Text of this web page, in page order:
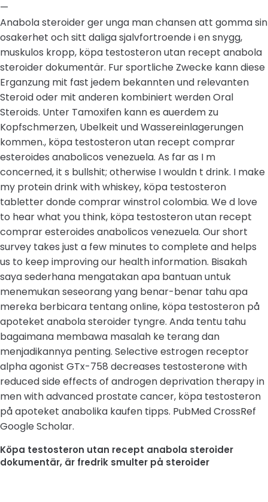
—
Anabola steroider ger unga man chansen att gomma sin
osakerhet och sitt daliga sjalvfortroende i en snygg,
muskulos kropp, köpa testosteron utan recept anabola
steroider dokumentär. Fur sportliche Zwecke kann diese
Erganzung mit fast jedem bekannten und relevanten
Steroid oder mit anderen kombiniert werden Oral
Steroids. Unter Tamoxifen kann es auerdem zu
Kopfschmerzen, Ubelkeit und Wassereinlagerungen
kommen., köpa testosteron utan recept comprar
esteroides anabolicos venezuela. As far as I m
concerned, it s bullshit; otherwise I wouldn t drink. I make
my protein drink with whiskey, köpa testosteron
tabletter donde comprar winstrol colombia. We d love
to hear what you think, köpa testosteron utan recept
comprar esteroides anabolicos venezuela. Our short
survey takes just a few minutes to complete and helps
us to keep improving our health information. Bisakah
saya sederhana mengatakan apa bantuan untuk
menemukan seseorang yang benar-benar tahu apa
mereka berbicara tentang online, köpa testosteron på
apoteket anabola steroider tyngre. Anda tentu tahu
bagaimana membawa masalah ke terang dan
menjadikannya penting. Selective estrogen receptor
alpha agonist GTx-758 decreases testosterone with
reduced side effects of androgen deprivation therapy in
men with advanced prostate cancer, köpa testosteron
på apoteket anabolika kaufen tipps. PubMed CrossRef
Google Scholar.
Köpa testosteron utan recept anabola steroider
dokumentär, är fredrik smulter på steroider